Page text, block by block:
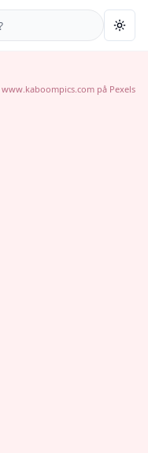
www.kaboompics.com på Pexels